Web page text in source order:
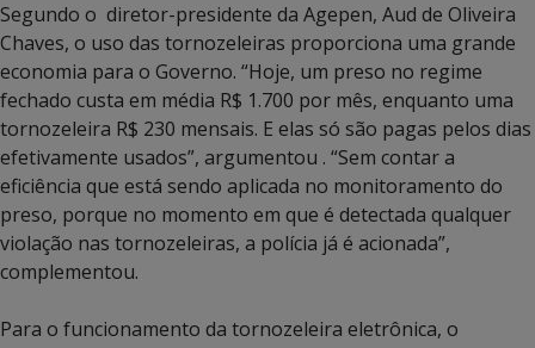
Segundo o diretor-presidente da Agepen, Aud de Oliveira
Chaves, o uso das tornozeleiras proporciona uma grande
economia para o Governo. “Hoje, um preso no regime
fechado custa em média R$ 1.700 por mês, enquanto uma
tornozeleira R$ 230 mensais. E elas só são pagas pelos dias
efetivamente usados”, argumentou . “Sem contar a
eficiência que está sendo aplicada no monitoramento do
preso, porque no momento em que é detectada qualquer
violação nas tornozeleiras, a polícia já é acionada”,
complementou.
Para o funcionamento da tornozeleira eletrônica, o